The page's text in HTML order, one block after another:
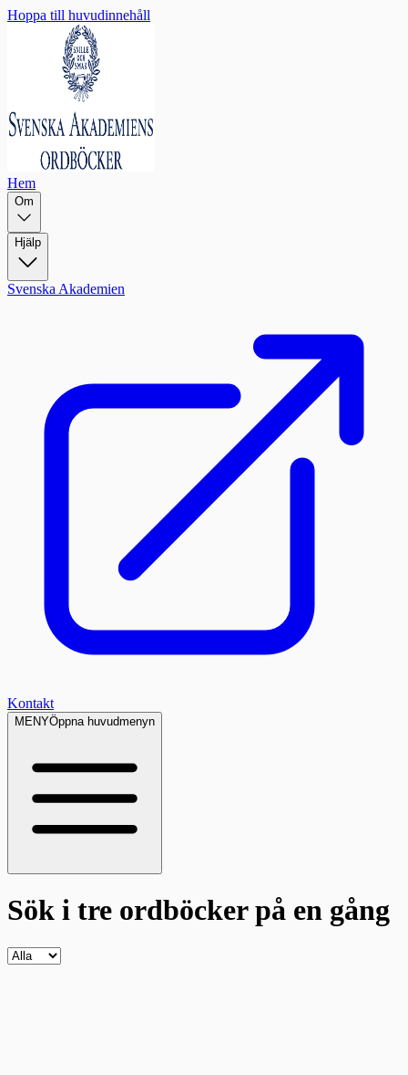
Hoppa till huvudinnehåll
Hem
Om
Hjälp
Svenska Akademien
Kontakt
MENYÖppna huvudmenyn
Sök i tre ordböckerpå en gång